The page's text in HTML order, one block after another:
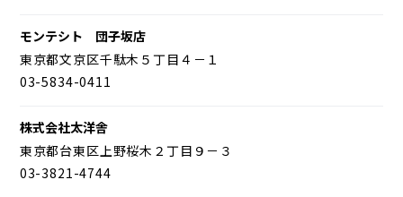
モンテシト 団子坂店
東京都文京区千駄木５丁目４－１
03-5834-0411
株式会社太洋舎
東京都台東区上野桜木２丁目９－３
03-3821-4744